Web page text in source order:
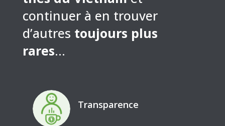
continuer à en trouver
d’autres toujours plus
rares…
Transparence